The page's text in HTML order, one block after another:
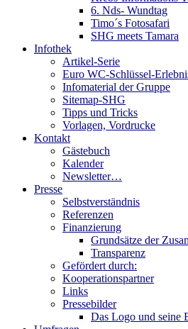
6. Nds- Wundtag
Timo´s Fotosafari
SHG meets Tamara
Infothek
Artikel-Serie
Euro WC-Schlüssel-
Infomaterial der Gruppe
Sitemap-SHG
Tipps und Tricks
Vorlagen, Vordrucke
Kontakt
Gästebuch
Kalender
Newsletter…
Presse
Selbstverständnis
Referenzen
Finanzierung
Grundsätze der
Transparenz
Gefördert durch:
Kooperationspartner
Links
Pressebilder
Das Logo und seine